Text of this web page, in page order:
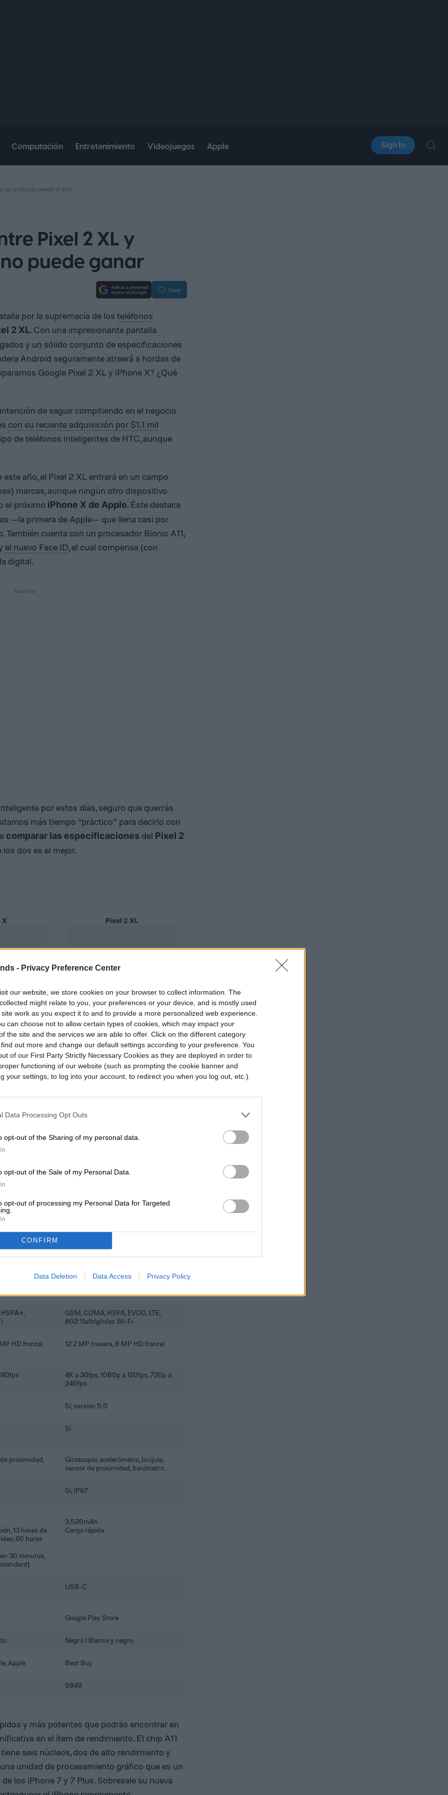
- Privacy Preference Center
our website, we store cookies on your browser to collect information. The
might relate to you, your preferences or your device, and is mostly used
work as you expect it to and to provide a more personalized web experience.
can choose not to allow certain types of cookies, which may impact your
the site and the services we are able to offer. Click on the different category
out more and change our default settings according to your preference. You
of our First Party Strictly Necessary Cookies as they are deployed in order to
functioning of our website (such as prompting the cookie banner and
your settings, to log into your account, to redirect you when you log out, etc.).
Data Processing Opt Outs
opt-out of the Sharing of my personal data.
opt-out of the Sale of my Personal Data.
opt-out of processing my Personal Data for Targeted
CONFIRM
Data Deletion Data Access Privacy Policy
Computación Entretenimiento Videojuegos Apple Sign In
un producto desde el sitio
Pixel 2 XL y
puede ganar
Save
por la supremacía de los teléfonos
2 XL. Con una impresionante pantalla
y un sólido conjunto de especificaciones
Android seguramente atraerá a hordas de
Google Pixel 2 XL y iPhone X? ¿Qué
de seguir compitiendo en el negocio
con su reciente adquisición por $1.1 mil
de teléfonos inteligentes de HTC, aunque
año, el Pixel 2 XL entrará en un campo
marcas, aunque ningún otro dispositivo
el próximo iPhone X de Apple. Éste destaca
—la primera de Apple— que llena casi por
cuenta con un procesador Bionic A11,
el nuevo Face ID, el cual compensa (con
digital.
por estos días, seguro que querrás
más tiempo “práctico” para decirlo con
comparar las especificaciones del Pixel 2
los dos es el mejor.
X Pixel 2 XL
(5.65 x 2.79 x
157.5 x 76.2 x 7.6 mm (6.20 x 3.00 x
0.30 pulgadas)
64GB, 128GB
No
co-procesador
Snapdragon 835, con Adreno 540
GSM, CDMA, HSPA, EVDO, LTE,
802.11a/b/g/n/ac Wi-Fi
HD frontal
12.2 MP trasera, 8 MP HD frontal
4K a 30fps, 1080p a 120fps, 720p a
240fps
Sí, versión 5.0
Sí
proximidad,
Giroscopio, acelerómetro, brújula,
sensor de proximidad, barómetro…
Sí, IP67
13 horas de
60 horas
30 minutos,
3,520mAh
Carga rápida
USB-C
Google Play Store
Negro / Blanco y negro
, Apple Best Buy
$849
y más potentes que podrás encontrar en
en el ítem de rendimiento. El chip A11
seis núcleos, dos de alto rendimiento y
unidad de procesamiento gráfico que es un
los iPhone 7 y 7 Plus. Sobresale su nueva